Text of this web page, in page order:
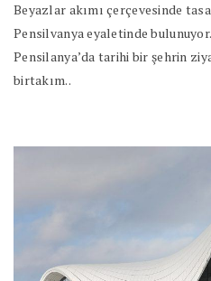
Beyazlar akımı çerçevesinde
Pensilvanya eyaletinde
Pensilanya’da tarihi bir şehrin
birtakım..